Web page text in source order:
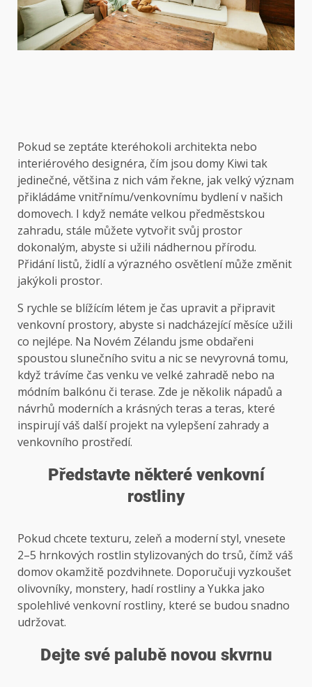
Pokud se zeptáte kteréhokoli architekta nebo
interiérového designéra, čím jsou domy Kiwi tak
jedinečné, většina z nich vám řekne, jak velký význam
přikládáme vnitřnímu/venkovnímu bydlení v našich
domovech. I když nemáte velkou předměstskou
zahradu, stále můžete vytvořit svůj prostor
dokonalým, abyste si užili nádhernou přírodu.
Přidání listů, židlí a výrazného osvětlení může změnit
jakýkoli prostor.
S rychle se blížícím létem je čas upravit a připravit
venkovní prostory, abyste si nadcházející měsíce užili
co nejlépe. Na Novém Zélandu jsme obdařeni
spoustou slunečního svitu a nic se nevyrovná tomu,
když trávíme čas venku ve velké zahradě nebo na
módním balkónu či terase. Zde je několik nápadů a
návrhů moderních a krásných teras a teras, které
inspirují váš další projekt na vylepšení zahrady a
venkovního prostředí.
Představte některé venkovní
rostliny
Pokud chcete texturu, zeleň a moderní styl, vnesete
2–5 hrnkových rostlin stylizovaných do trsů, čímž váš
domov okamžitě pozdvihnete. Doporučuji vyzkoušet
olivovníky, monstery, hadí rostliny a Yukka jako
spolehlivé venkovní rostliny, které se budou snadno
udržovat.
Dejte své palubě novou skvrnu